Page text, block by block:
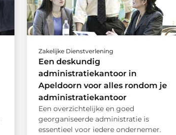
Zakelijke Dienstverlening
Een deskundig
administratiekantoor in
Apeldoorn voor alles rondom je
administratiekantoor
Een overzichtelijke en goed
georganiseerde administratie is
essentieel voor iedere ondernemer.